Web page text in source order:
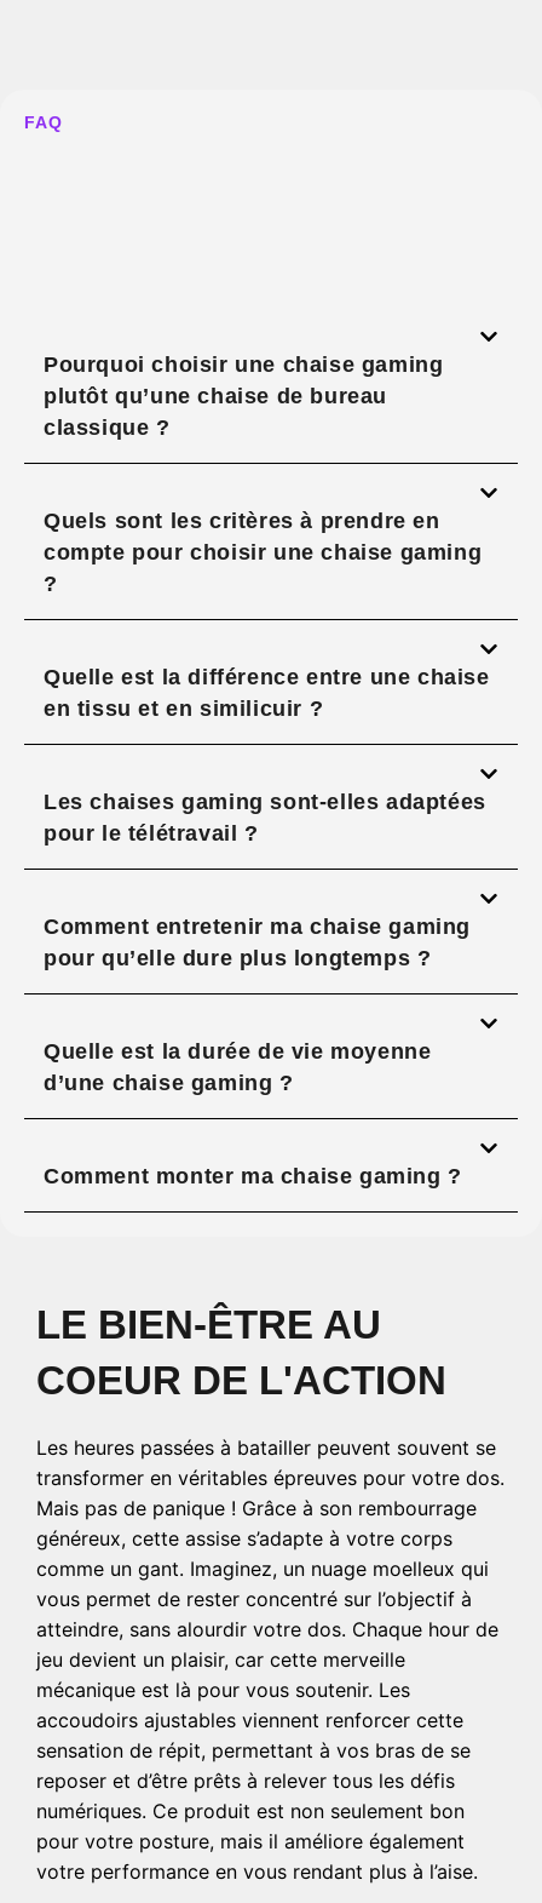
FAQ
Pourquoi choisir une chaise gaming
plutôt qu’une chaise de bureau
classique ?
Quels sont les critères à prendre en
compte pour choisir une chaise gaming
?
Quelle est la différence entre une chaise
en tissu et en similicuir ?
Les chaises gaming sont-elles adaptées
pour le télétravail ?
Comment entretenir ma chaise gaming
pour qu’elle dure plus longtemps ?
Quelle est la durée de vie moyenne
d’une chaise gaming ?
Comment monter ma chaise gaming ?
LE BIEN-ÊTRE AU
COEUR DE L'ACTION
Les heures passées à batailler peuvent souvent se
transformer en véritables épreuves pour votre dos.
Mais pas de panique ! Grâce à son rembourrage
généreux, cette assise s’adapte à votre corps
comme un gant. Imaginez, un nuage moelleux qui
vous permet de rester concentré sur l’objectif à
atteindre, sans alourdir votre dos. Chaque hour de
jeu devient un plaisir, car cette merveille
mécanique est là pour vous soutenir. Les
accoudoirs ajustables viennent renforcer cette
sensation de répit, permettant à vos bras de se
reposer et d’être prêts à relever tous les défis
numériques. Ce produit est non seulement bon
pour votre posture, mais il améliore également
votre performance en vous rendant plus à l’aise.